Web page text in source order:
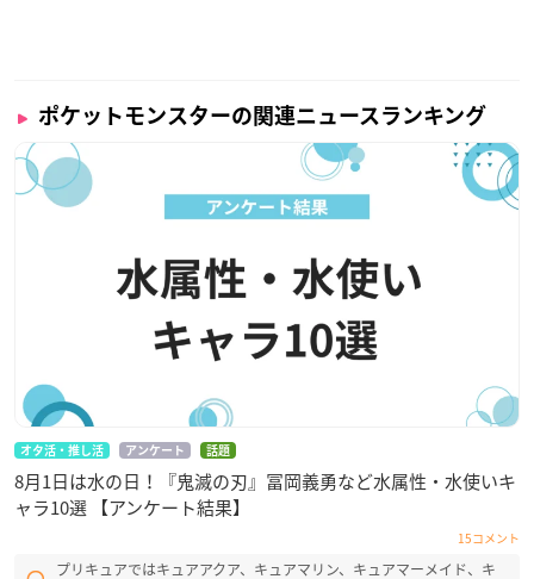
ポケットモンスターの関連ニュースランキング
オタ活・推し活 アンケート 話題
8月1日は水の日！『鬼滅の刃』冨岡義勇など水属性・水使いキ
ャラ10選 【アンケート結果】
15コメント
プリキュアではキュアアクア、キュアマリン、キュアマーメイド、キ